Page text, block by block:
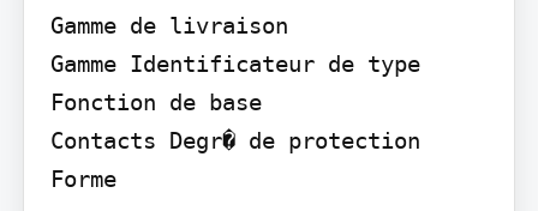
Gamme de livraison
Gamme Identificateur de type
Fonction de base
Contacts Degr� de protection
Forme